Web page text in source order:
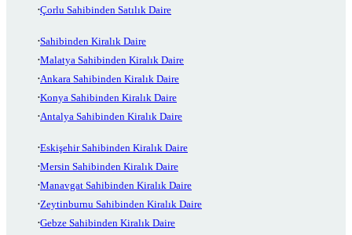
Çorlu Sahibinden Satılık Daire
Sahibinden Kiralık Daire
Malatya Sahibinden Kiralık Daire
Ankara Sahibinden Kiralık Daire
Konya Sahibinden Kiralık Daire
Antalya Sahibinden Kiralık Daire
Eskişehir Sahibinden Kiralık Daire
Mersin Sahibinden Kiralık Daire
Manavgat Sahibinden Kiralık Daire
Zeytinburnu Sahibinden Kiralık Daire
Gebze Sahibinden Kiralık Daire